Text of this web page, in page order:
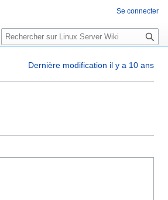
Dernière modification il y a 10 ans
Se connecter
R
e
e
r